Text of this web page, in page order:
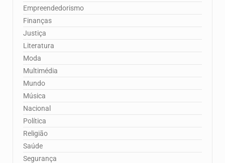
Empreendedorismo
Finanças
Justiça
Literatura
Moda
Multimédia
Mundo
Música
Nacional
Política
Religião
Saúde
Segurança